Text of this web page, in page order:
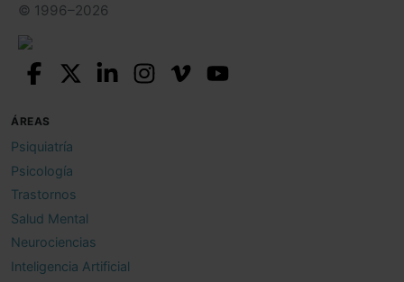
© 1996–2026
ÁREAS
Psiquiatría
Psicología
Trastornos
Salud Mental
Neurociencias
Inteligencia Artificial